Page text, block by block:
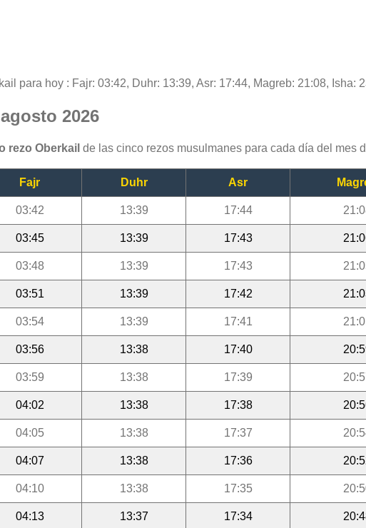
para hoy : Fajr: 03:42, Duhr: 13:39, Asr: 17:44, Magreb: 21:08, Isha:
2026
rezo Oberkail de las cinco rezos musulmanes para cada día del mes
Fajr Duhr Asr
03:42 13:39 17:44
03:45 13:39 17:43
03:48 13:39 17:43
03:51 13:39 17:42
03:54 13:39 17:41
03:56 13:38 17:40
03:59 13:38 17:39
04:02 13:38 17:38
04:05 13:38 17:37
04:07 13:38 17:36
04:10 13:38 17:35
04:13 13:37 17:34